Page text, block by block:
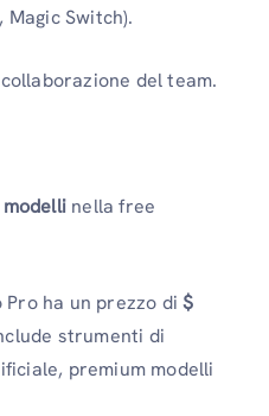
Magic Switch).
del team.
nella free
Pro ha un prezzo di$
strumenti di
premium modelli